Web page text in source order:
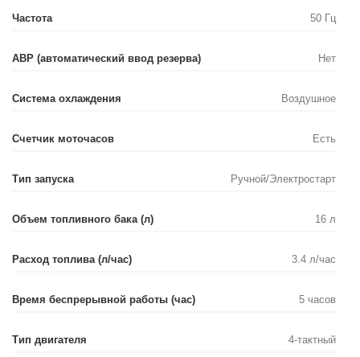
Частота 50 Гц
АВР (автоматический ввод резерва) Нет
Система охлаждения Воздушное
Счетчик моточасов Есть
Тип запуска Ручной/Электростарт
Объем топливного бака (л) 16 л
Расход топлива (л/час) 3.4 л/час
Время беспрерывной работы (час) 5 часов
Тип двигателя 4-тактный